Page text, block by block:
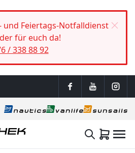
und Feiertags-Notfalldienst
für euch da!
/ 338 88 92